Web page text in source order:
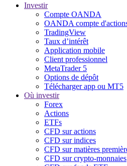
Investir
Compte OANDA
OANDA compte
TradingView
Taux d’intérêt
Application mobile
Client professionnel
MetaTrader 5
Options de dépôt
Télécharger app ou MT5
Où investir
Forex
Actions
ETFs
CFD sur actions
CFD sur indices
CFD sur matières
CFD sur crypto-monnaies